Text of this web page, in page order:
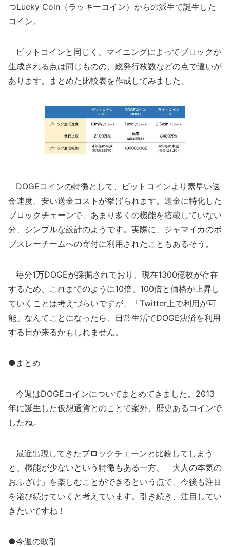
つLucky Coin（ラッキーコイン）からの派生で誕生した
コイン。
ビットコインと同じく、マイニングによってブロックが
生成される点は同じものの、総発行枚数などの点で違いが
あります。まとめた比較表を作成してみました。
DOGEコインの特徴として、ビットコインより素早い送
金速度、安い送金コストが挙げられます。送金に特化した
ブロックチェーンで、あまり多くの機能を搭載していない
分、シンプルな設計のようです。実際に、ジャマイカのボ
ブスレーチームへの寄付に利用されたこともあるそう。
毎分1万DOGEが採掘されており、現在1300億枚が存在
するため、これまでのように10倍、100倍と価格が上昇し
ていくことは考えづらいですが、「Twitter上で利用が可
能」なんてことになったら、日常生活でDOGE決済を利用
する日が来るかもしれません。
●まとめ
今週はDOGEコインについてまとめてきました。2013
年に誕生した仮想通貨とのことで案外、歴史あるコインで
したね。
最近出現してきたブロックチェーンと比較してしまう
と、機能が少ないという特徴もある一方、「大人の本気の
おふざけ」を楽しむことができるという点で、今後も注目
を浴び続けていくと考えています。引き続き、注目してい
きたいですね！
●今週の取引